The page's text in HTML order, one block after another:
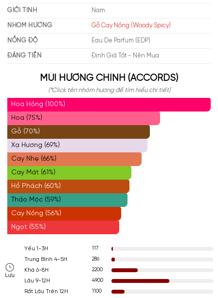
GIỚI TÍNH Nam
NHÓM HƯƠNG Gỗ Cay Nồng (Woody Spicy)
NỒNG ĐỘ Eau De Parfum (EDP)
ĐÁNG TIỀN Định Giá Tốt - Nên Mua
MÙI HƯƠNG CHÍNH (ACCORDS)
(*Click tên nhóm hương để tìm hiểu chi tiết)
Hoa Hồng (100%)
Hoa (75%)
Gỗ (70%)
Xạ Hương (69%)
Cay Nhẹ (66%)
Cay Mát (61%)
Hổ Phách (60%)
Thảo Mộc (59%)
Cay Nồng (56%)
Ngọt (55%)
Lưu
Yếu 1-3H
117
Trung Bình 4-5H
286
Khá 6-8H
2200
Lâu 9-12H
4900
Rất Lâu Trên 12H
1100